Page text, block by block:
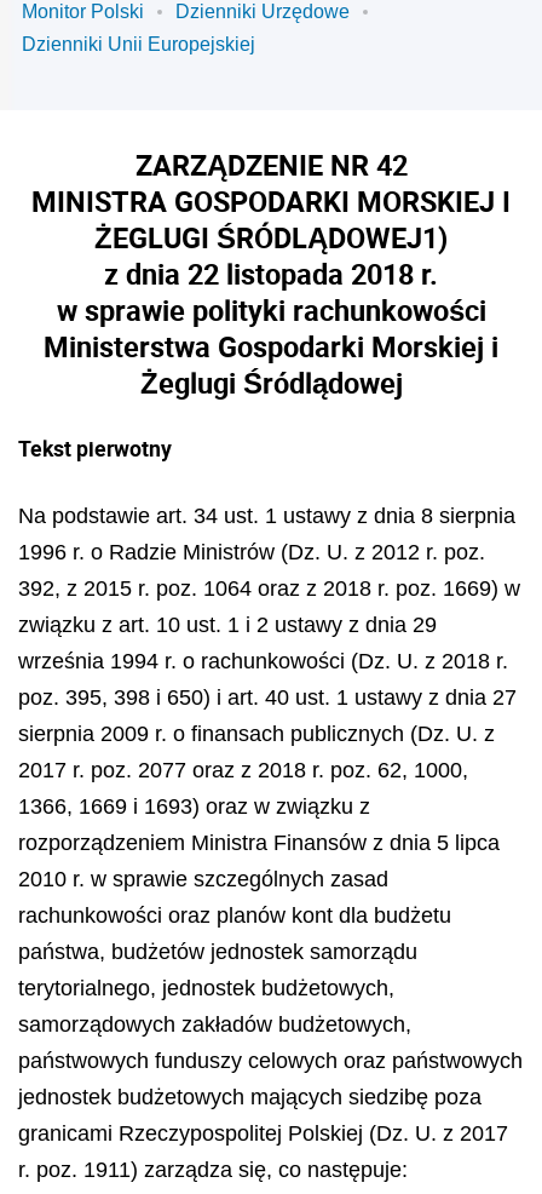
Monitor Polski
Dzienniki Urzędowe
Dzienniki Unii Europejskiej
ZARZĄDZENIE NR 42
MINISTRA GOSPODARKI MORSKIEJ I
ŻEGLUGI ŚRÓDLĄDOWEJ1)
z dnia 22 listopada 2018 r.
w sprawie polityki rachunkowości
Ministerstwa Gospodarki Morskiej i
Żeglugi Śródlądowej
Tekst pierwotny
Na podstawie art. 34 ust. 1 ustawy z dnia 8 sierpnia
1996 r. o Radzie Ministrów (Dz. U. z 2012 r. poz.
392, z 2015 r. poz. 1064 oraz z 2018 r. poz. 1669) w
związku z art. 10 ust. 1 i 2 ustawy z dnia 29
września 1994 r. o rachunkowości (Dz. U. z 2018 r.
poz. 395, 398 i 650) i art. 40 ust. 1 ustawy z dnia 27
sierpnia 2009 r. o finansach publicznych (Dz. U. z
2017 r. poz. 2077 oraz z 2018 r. poz. 62, 1000,
1366, 1669 i 1693) oraz w związku z
rozporządzeniem Ministra Finansów z dnia 5 lipca
2010 r. w sprawie szczególnych zasad
rachunkowości oraz planów kont dla budżetu
państwa, budżetów jednostek samorządu
terytorialnego, jednostek budżetowych,
samorządowych zakładów budżetowych,
państwowych funduszy celowych oraz państwowych
jednostek budżetowych mających siedzibę poza
granicami Rzeczypospolitej Polskiej (Dz. U. z 2017
r. poz. 1911) zarządza się, co następuje: